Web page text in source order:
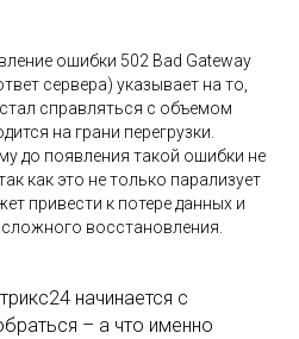
ошибки 502 Bad Gateway
сервера) указывает на то,
справляться с объемом
на грани перегрузки.
до появления такой ошибки не
как это не только парализует
привести к потере данных и
восстановления.
начинается с
– а что именно